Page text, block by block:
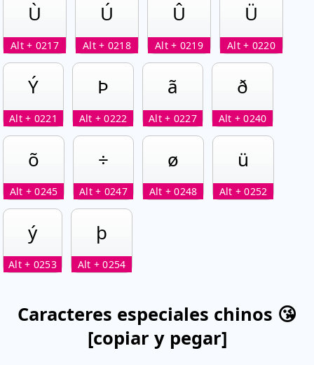
Ù
Alt + 0217
Ú
Alt + 0218
Û
Alt + 0219
Ü
Alt + 0220
Ý
Alt + 0221
Þ
Alt + 0222
ã
Alt + 0227
ð
Alt + 0240
õ
Alt + 0245
÷
Alt + 0247
ø
Alt + 0248
ü
Alt + 0252
ý
Alt + 0253
þ
Alt + 0254
Caracteres especiales chinos 😘
[copiar y pegar]